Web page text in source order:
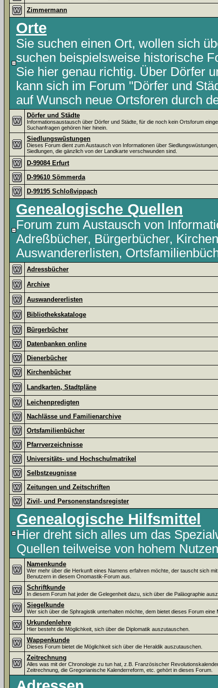
Zimmermann
Orte
Sie suchen einen Ort, wollen sich
suchen beispielsweise historische
Sie hier genau richtig. Über Dörfer
kann sich im Forum "Dörfer und
auf Wunsch neue Ortsforen durch
Dörfer und Städte
Informationsaustausch über Dörfer und Städte, für die noch kein Ortsforum
Suchanfragen gehören hier hinein.
Siedlungswüstungen
Dieses Forum dient zum Austausch von Informationen über
Siedlungen, die gänzlich von der Landkarte verschwunden sind.
D-99084 Erfurt
D-99610 Sömmerda
D-99195 Schloßvippach
Genealogische Quellen
Forum zum Austausch von
Adreßbücher, Bürgerbücher,
Auswandererlisten,
Adressbücher
Archive
Auswandererlisten
Bibliothekskataloge
Bürgerbücher
Datenbanken online
Dienerbücher
Kirchenbücher
Landkarten, Stadtpläne
Leichenpredigten
Nachlässe und Familienarchive
Ortsfamilienbücher
Pfarrverzeichnisse
Universitäts- und Hochschulmatrikel
Selbstzeugnisse
Zeitungen und Zeitschriften
Zivil- und Personenstandsregister
Genealogische Hilfsmittel
Hier dreht sich alles um das
Quellen teilweise von hohem
Namenkunde
Wer mehr über die Herkunft eines Namens erfahren möchte, der tauscht sich
Benutzern in diesem Onomastik-Forum aus.
Schriftkunde
In diesem Forum hat jeder die Gelegenheit dazu, sich über die Paläographie
Siegelkunde
Wer sich über die Sphragistik unterhalten möchte, dem bietet dieses Forum eine
Urkundenlehre
Hier besteht die Möglichkeit, sich über die Diplomatik auszutauschen.
Wappenkunde
Dieses Forum bietet die Möglichkeit sich über die Heraldik auszutauschen.
Zeitrechnung
Alles was mit der Chronologie zu tun hat, z.B. Französischer
Zeitrechnung, die Gregorianische Kalenderreform, etc. gehört in dieses Forum.